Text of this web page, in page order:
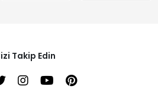
Takip Edin